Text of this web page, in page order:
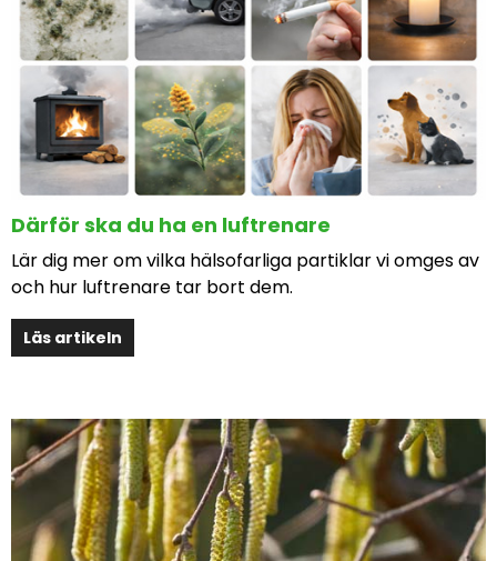
Därför ska du ha en luftrenare
Lär dig mer om vilka hälsofarliga partiklar vi omges av
och hur luftrenare tar bort dem.
Läs artikeln